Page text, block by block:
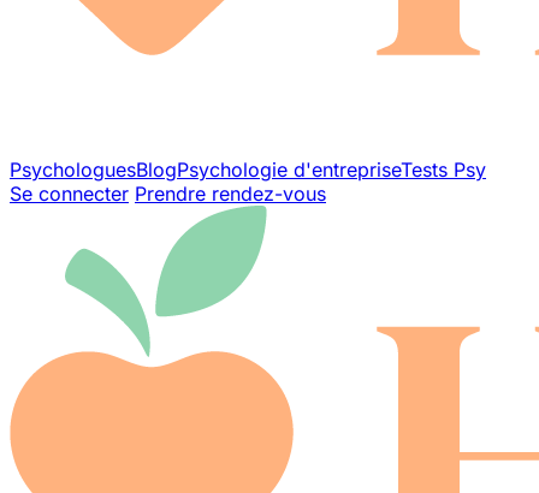
PsychologuesBlogPsychologie d'entrepriseTests Psy
Se connecter Prendre rendez-vous